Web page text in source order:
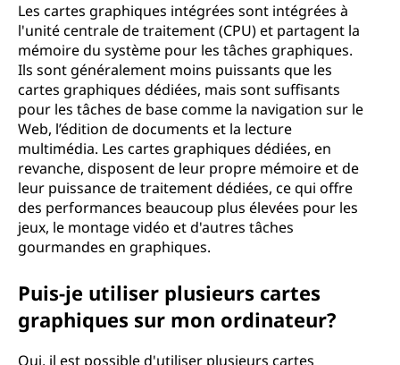
Les cartes graphiques intégrées sont intégrées à
l'unité centrale de traitement (CPU) et partagent la
mémoire du système pour les tâches graphiques.
Ils sont généralement moins puissants que les
cartes graphiques dédiées, mais sont suffisants
pour les tâches de base comme la navigation sur le
Web, l’édition de documents et la lecture
multimédia. Les cartes graphiques dédiées, en
revanche, disposent de leur propre mémoire et de
leur puissance de traitement dédiées, ce qui offre
des performances beaucoup plus élevées pour les
jeux, le montage vidéo et d'autres tâches
gourmandes en graphiques.
Puis-je utiliser plusieurs cartes
graphiques sur mon ordinateur?
Oui, il est possible d'utiliser plusieurs cartes